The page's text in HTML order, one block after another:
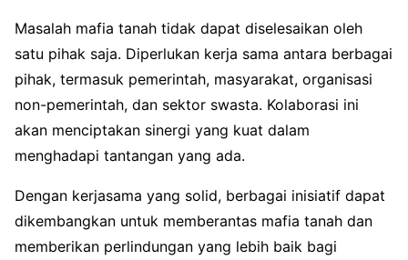
Masalah mafia tanah tidak dapat diselesaikan oleh
satu pihak saja. Diperlukan kerja sama antara berbagai
pihak, termasuk pemerintah, masyarakat, organisasi
non-pemerintah, dan sektor swasta. Kolaborasi ini
akan menciptakan sinergi yang kuat dalam
menghadapi tantangan yang ada.
Dengan kerjasama yang solid, berbagai inisiatif dapat
dikembangkan untuk memberantas mafia tanah dan
memberikan perlindungan yang lebih baik bagi